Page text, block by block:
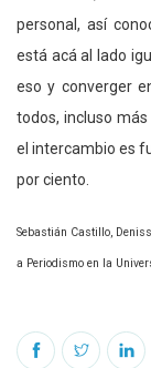
personal, así
está acá al lado
eso y converger
todos, incluso
el intercambio es
por ciento.
Sebastián Castillo,
a Periodismo en la